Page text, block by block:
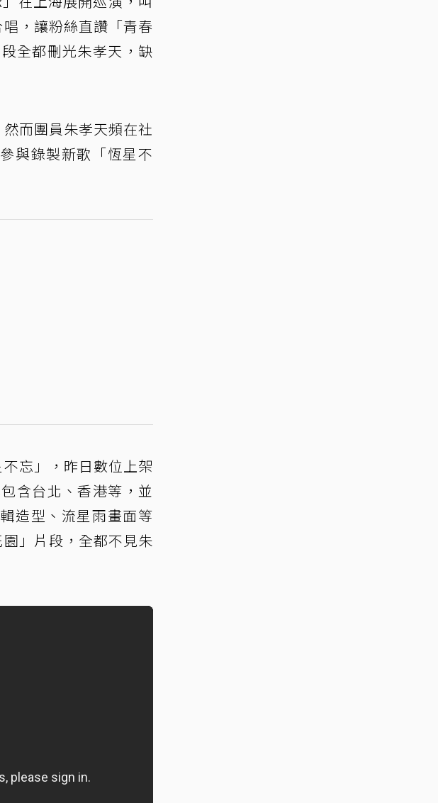
唱，讓粉絲直讚「青春
全都刪光朱孝天，缺
而團員朱孝天頻在社
與錄製新歌「恆星不
忘」，昨日數位上架
含台北、香港等，並
造型、流星雨畫面等
」片段，全都不見朱